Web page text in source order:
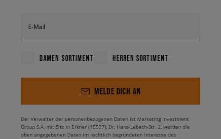
E-Mail
DAMEN SORTIMENT HERREN SORTIMENT
MELDE DICH AN
Der Verwalter der personenbezogenen Daten ist Marketing Investment
Group S.A. mit Sitz in Erkner (15537), Dr. Hans-Lebach-Str. 2, werden die
oben angegebenen Daten im rechtlich begründeten Interesse des